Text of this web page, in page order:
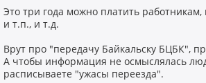
Это три года можно платить
и т.п., и т.д.
Врут про "передачу Байкальску БЦБК",
А чтобы информация не осмыслялась
расписываете "ужасы переезда".